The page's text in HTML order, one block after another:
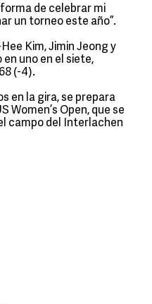
de celebrar mi
un torneo este año”.
Kim, Jimin Jeong y
en uno en el siete,
(-4).
en la gira, se prepara
Women’s Open, que se
campo del Interlachen